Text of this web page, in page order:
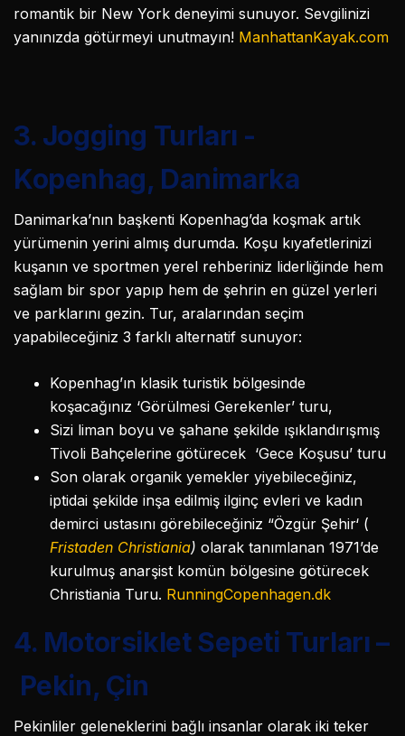
romantik bir New York deneyimi sunuyor. Sevgilinizi
yanınızda götürmeyi unutmayın! ManhattanKayak.com
3. Jogging Turları -
Kopenhag, Danimarka
Danimarka’nın başkenti Kopenhag’da koşmak artık
yürümenin yerini almış durumda. Koşu kıyafetlerinizi
kuşanın ve sportmen yerel rehberiniz liderliğinde hem
sağlam bir spor yapıp hem de şehrin en güzel yerleri
ve parklarını gezin. Tur, aralarından seçim
yapabileceğiniz 3 farklı alternatif sunuyor:
Kopenhag’ın klasik turistik bölgesinde
koşacağınız ‘Görülmesi Gerekenler’ turu,
Sizi liman boyu ve şahane şekilde ışıklandırışmış
Tivoli Bahçelerine götürecek ‘Gece Koşusu’ turu
Son olarak organik yemekler yiyebileceğiniz,
iptidai şekilde inşa edilmiş ilginç evleri ve kadın
demirci ustasını görebileceğiniz “Özgür Şehir‘ (
Fristaden Christiania) olarak tanımlanan 1971’de
kurulmuş anarşist komün bölgesine götürecek
Christiania Turu. RunningCopenhagen.dk
4. Motorsiklet Sepeti Turları –
Pekin, Çin
Pekinliler geleneklerini bağlı insanlar olarak iki teker